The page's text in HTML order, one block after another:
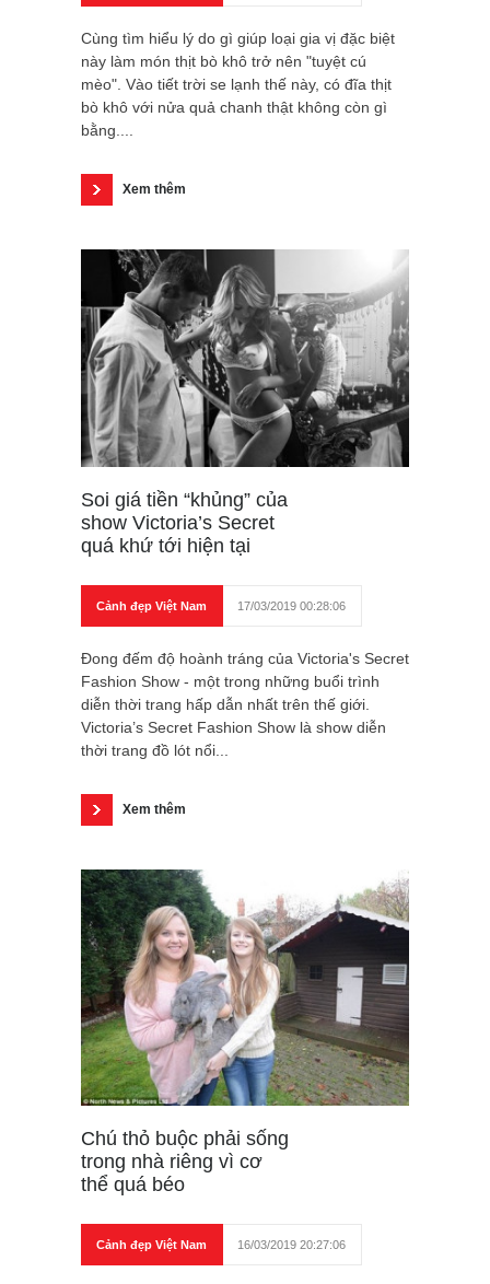
Cùng tìm hiểu lý do gì giúp loại gia vị đặc biệt
này làm món thịt bò khô trở nên "tuyệt cú
mèo". Vào tiết trời se lạnh thế này, có đĩa thịt
bò khô với nửa quả chanh thật không còn gì
bằng....
Xem thêm
Soi giá tiền “khủng” của
show Victoria’s Secret
quá khứ tới hiện tại
Cảnh đẹp Việt Nam 17/03/2019 00:28:06
Đong đếm độ hoành tráng của Victoria's Secret
Fashion Show - một trong những buổi trình
diễn thời trang hấp dẫn nhất trên thế giới.
Victoria’s Secret Fashion Show là show diễn
thời trang đồ lót nổi...
Xem thêm
Chú thỏ buộc phải sống
trong nhà riêng vì cơ
thể quá béo
Cảnh đẹp Việt Nam 16/03/2019 20:27:06